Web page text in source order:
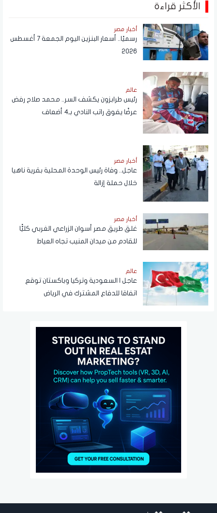
الأكثر قراءة
أخبار مصر
رسميًا.. أسعار البنزين اليوم الجمعة 7 أغسطس
2026
عالم
رئيس طرابزون يكشف السر.. محمد صلاح رفض
عرضًا يفوق راتب النادي بـ4 أضعاف
أخبار مصر
عاجل.. وفاة رئيس الوحدة المحلية بقرية ناهيا
خلال حملة إزالة
أخبار مصر
غلق طريق مصر أسوان الزراعي الغربي كليًّا
للقادم من ميدان المنيب تجاه العياط
عالم
عاجل | السعودية وتركيا وباكستان توقع
اتفاقا للدفاع المشترك في الرياض